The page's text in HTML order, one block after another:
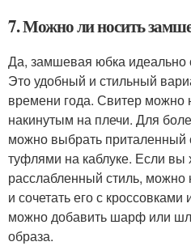
7. Можно ли носить
Да, замшевая юбка идеально
Это удобный и стильный
времени года. Свитер можно
накинутым на плечи. Для
можно выбрать приталенный
туфлями на каблуке. Если вы
расслабленный стиль, можно
и сочетать его с
можно добавить шарф или
образа.